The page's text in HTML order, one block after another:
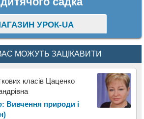
УРОК-UA
МОЖУТЬ ЗАЦІКАВИТИ
класів Цаценко
Вивчення природи і